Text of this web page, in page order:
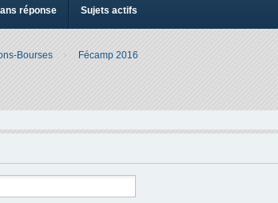
réponse Sujets actifs
Bourses Fécamp 2016